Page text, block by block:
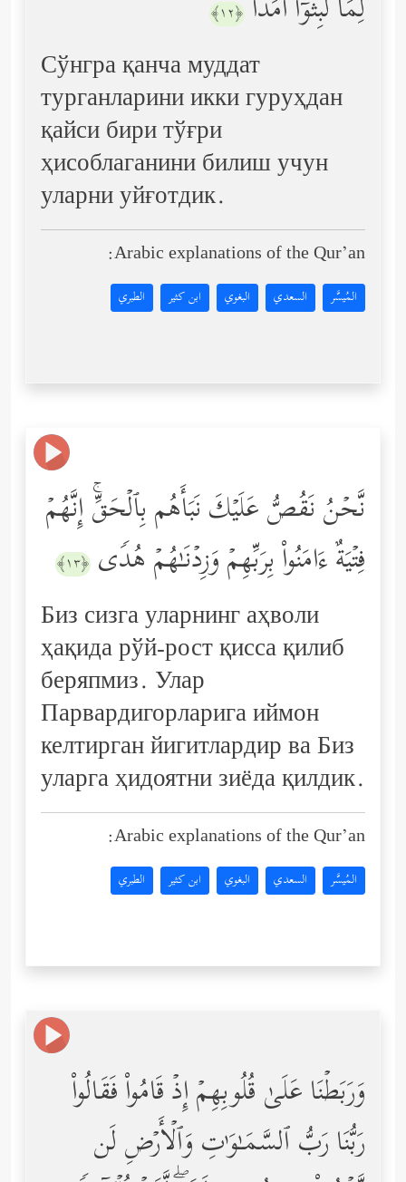
لِمَا لَبِثُوۤاْ أَمَدࣰا ﴿١٢﴾
Сўнгра қанча муддат
турганларини икки гуруҳдан
қайси бири тўғри
ҳисоблаганини билиш учун
уларни уйғотдик.
Arabic explanations of the Qur’an:
المُيسَّر السعدي البغوي ابن كثير الطبري
نَّحۡنُ نَقُصُّ عَلَیۡكَ نَبَأَهُم بِٱلۡحَقِّۚ إِنَّهُمۡ
فِتۡیَةٌ ءَامَنُواْ بِرَبِّهِمۡ وَزِدۡنَـٰهُمۡ هُدࣰى ﴿١٣﴾
Биз сизга уларнинг аҳволи
ҳақида рўй-рост қисса қилиб
беряпмиз. Улар
Парвардигорларига иймон
келтирган йигитлардир ва Биз
уларга ҳидоятни зиёда қилдик.
Arabic explanations of the Qur’an:
المُيسَّر السعدي البغوي ابن كثير الطبري
وَرَبَطۡنَا عَلَىٰ قُلُوبِهِمۡ إِذۡ قَامُواْ فَقَالُواْ
رَبُّنَا رَبُّ ٱلسَّمَـٰوَ ٰ⁠تِ وَٱلۡأَرۡضِ لَن